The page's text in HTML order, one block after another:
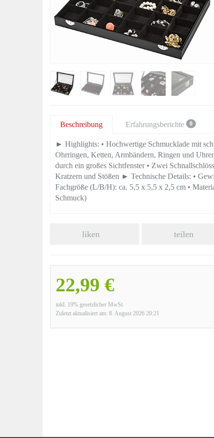
Beschreibung Erfahrungsberichte 0
► Highlights: • Hochwertige Schmucklade mit
Ohrringen, Ketten, Armbändern, Ringen und
durch ein großes Sichtfenster • Zwei
Kratzern und Stößen ► Technische Details: •
Fachgröße (L/B/H): ca. 5,5 x 5,5 x 2,5 cm •
Schmuck)
liken teilen
22,99 €
inkl. 19% gesetzlicher MwSt.
Zuletzt aktualisiert am: 8. August 2026 20:21